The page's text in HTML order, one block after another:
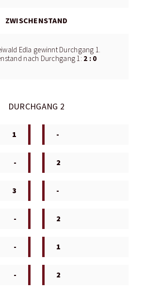
ZWISCHENSTAND
Edla gewinnt Durchgang 1.
nach Durchgang 1: 2 : 0
DURCHGANG 2
1 -
- 2
3 -
- 2
- 1
- 2